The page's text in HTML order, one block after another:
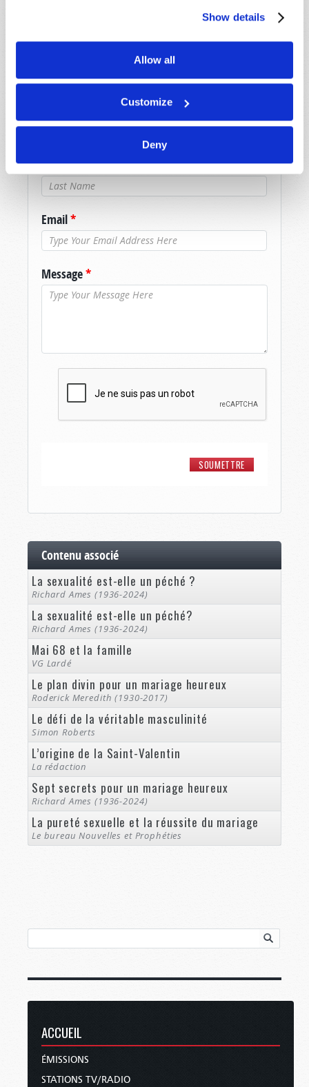
Show details
Allow all
Customize
Deny
DITES-NOUS CE QUE VOUS PENSEZ !
En fonction du nombre de messages reçus, il se
peut que nous n’ayons pas le temps de
répondre dans les plus brefs délais. Si vous avez
utiliser la page « Nous contacter ».
Nom de
famille*
Email*
Message*
Contenu associé
La sexualité est-elle un péché ?
Richard Ames (1936-2024)
La sexualité est-elle un péché?
Richard Ames (1936-2024)
Mai 68 et la famille
VG Lardé
Le plan divin pour un mariage heureux
Roderick Meredith (1930-2017)
Le défi de la véritable masculinité
Simon Roberts
L’origine de la Saint-Valentin
La rédaction
Sept secrets pour un mariage heureux
Richard Ames (1936-2024)
La pureté sexuelle et la réussite du mariage
Le bureau Nouvelles et Prophéties
ACCUEIL
ÉMISSIONS
STATIONS TV/RADIO